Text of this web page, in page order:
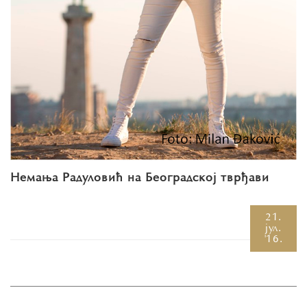
Немања Радуловић на Београдској тврђави
21.
јул.
'16.